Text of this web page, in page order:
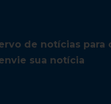
de notícias para
sua notícia